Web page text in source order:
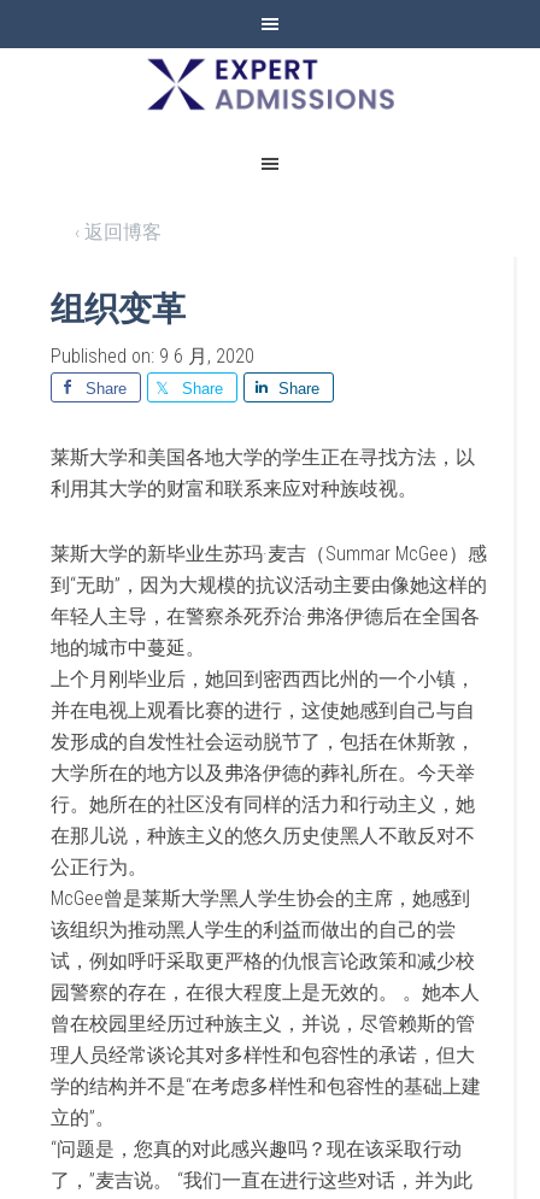
EXPERT
ADMISSIONS
‹ 返回博客
组织变革
Published on: 9 6 月, 2020
Share Share Share
莱斯大学和美国各地大学的学生正在寻找方法，以
利用其大学的财富和联系来应对种族歧视。
莱斯大学的新毕业生苏玛·麦吉（Summar McGee）感
到“无助”，因为大规模的抗议活动主要由像她这样的
年轻人主导，在警察杀死乔治·弗洛伊德后在全国各
地的城市中蔓延。
上个月刚毕业后，她回到密西西比州的一个小镇，
并在电视上观看比赛的进行，这使她感到自己与自
发形成的自发性社会运动脱节了，包括在休斯敦，
大学所在的地方以及弗洛伊德的葬礼所在。今天举
行。她所在的社区没有同样的活力和行动主义，她
在那儿说，种族主义的悠久历史使黑人不敢反对不
公正行为。
McGee曾是莱斯大学黑人学生协会的主席，她感到
该组织为推动黑人学生的利益而做出的自己的尝
试，例如呼吁采取更严格的仇恨言论政策和减少校
园警察的存在，在很大程度上是无效的。 。她本人
曾在校园里经历过种族主义，并说，尽管赖斯的管
理人员经常谈论其对多样性和包容性的承诺，但大
学的结构并不是“在考虑多样性和包容性的基础上建
立的”。
“问题是，您真的对此感兴趣吗？现在该采取行动
了，”麦吉说。 “我们一直在进行这些对话，并为此